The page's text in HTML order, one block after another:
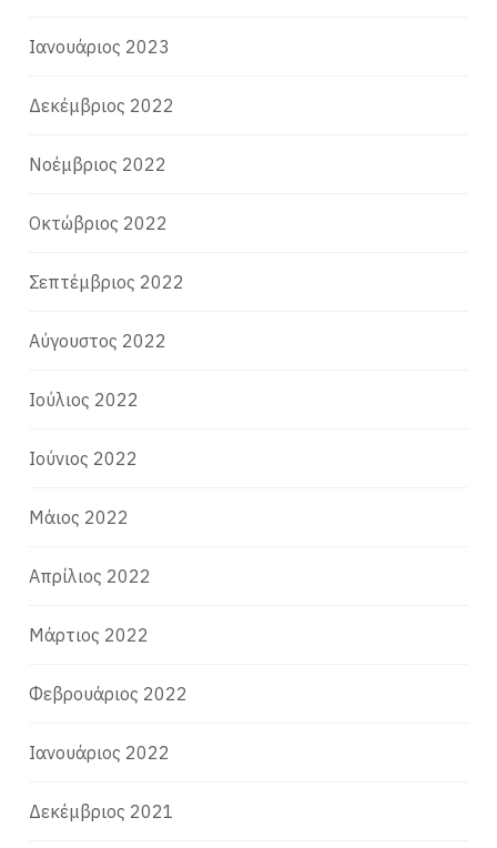
Ιανουάριος 2023
Δεκέμβριος 2022
Νοέμβριος 2022
Οκτώβριος 2022
Σεπτέμβριος 2022
Αύγουστος 2022
Ιούλιος 2022
Ιούνιος 2022
Μάιος 2022
Απρίλιος 2022
Μάρτιος 2022
Φεβρουάριος 2022
Ιανουάριος 2022
Δεκέμβριος 2021